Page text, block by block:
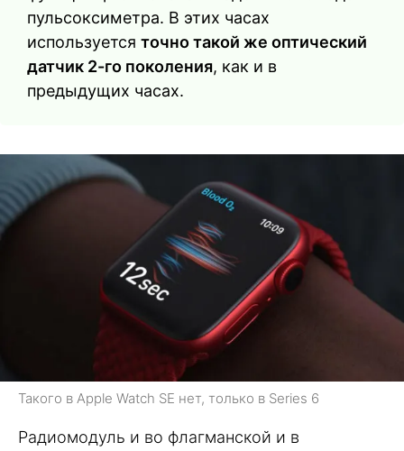
пульсоксиметра. В этих часах
используется точно такой же оптический
датчик 2-го поколения, как и в
предыдущих часах.
Такого в Apple Watch SE нет, только в Series 6
Радиомодуль и во флагманской и в